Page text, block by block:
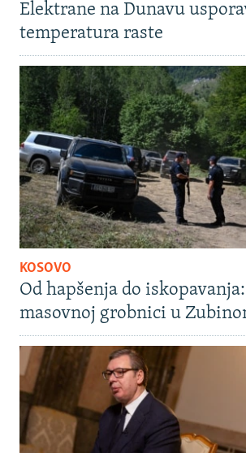
Elektrane na Dunavu
temperatura raste
KOSOVO
Od hapšenja do
masovnoj grobnici u